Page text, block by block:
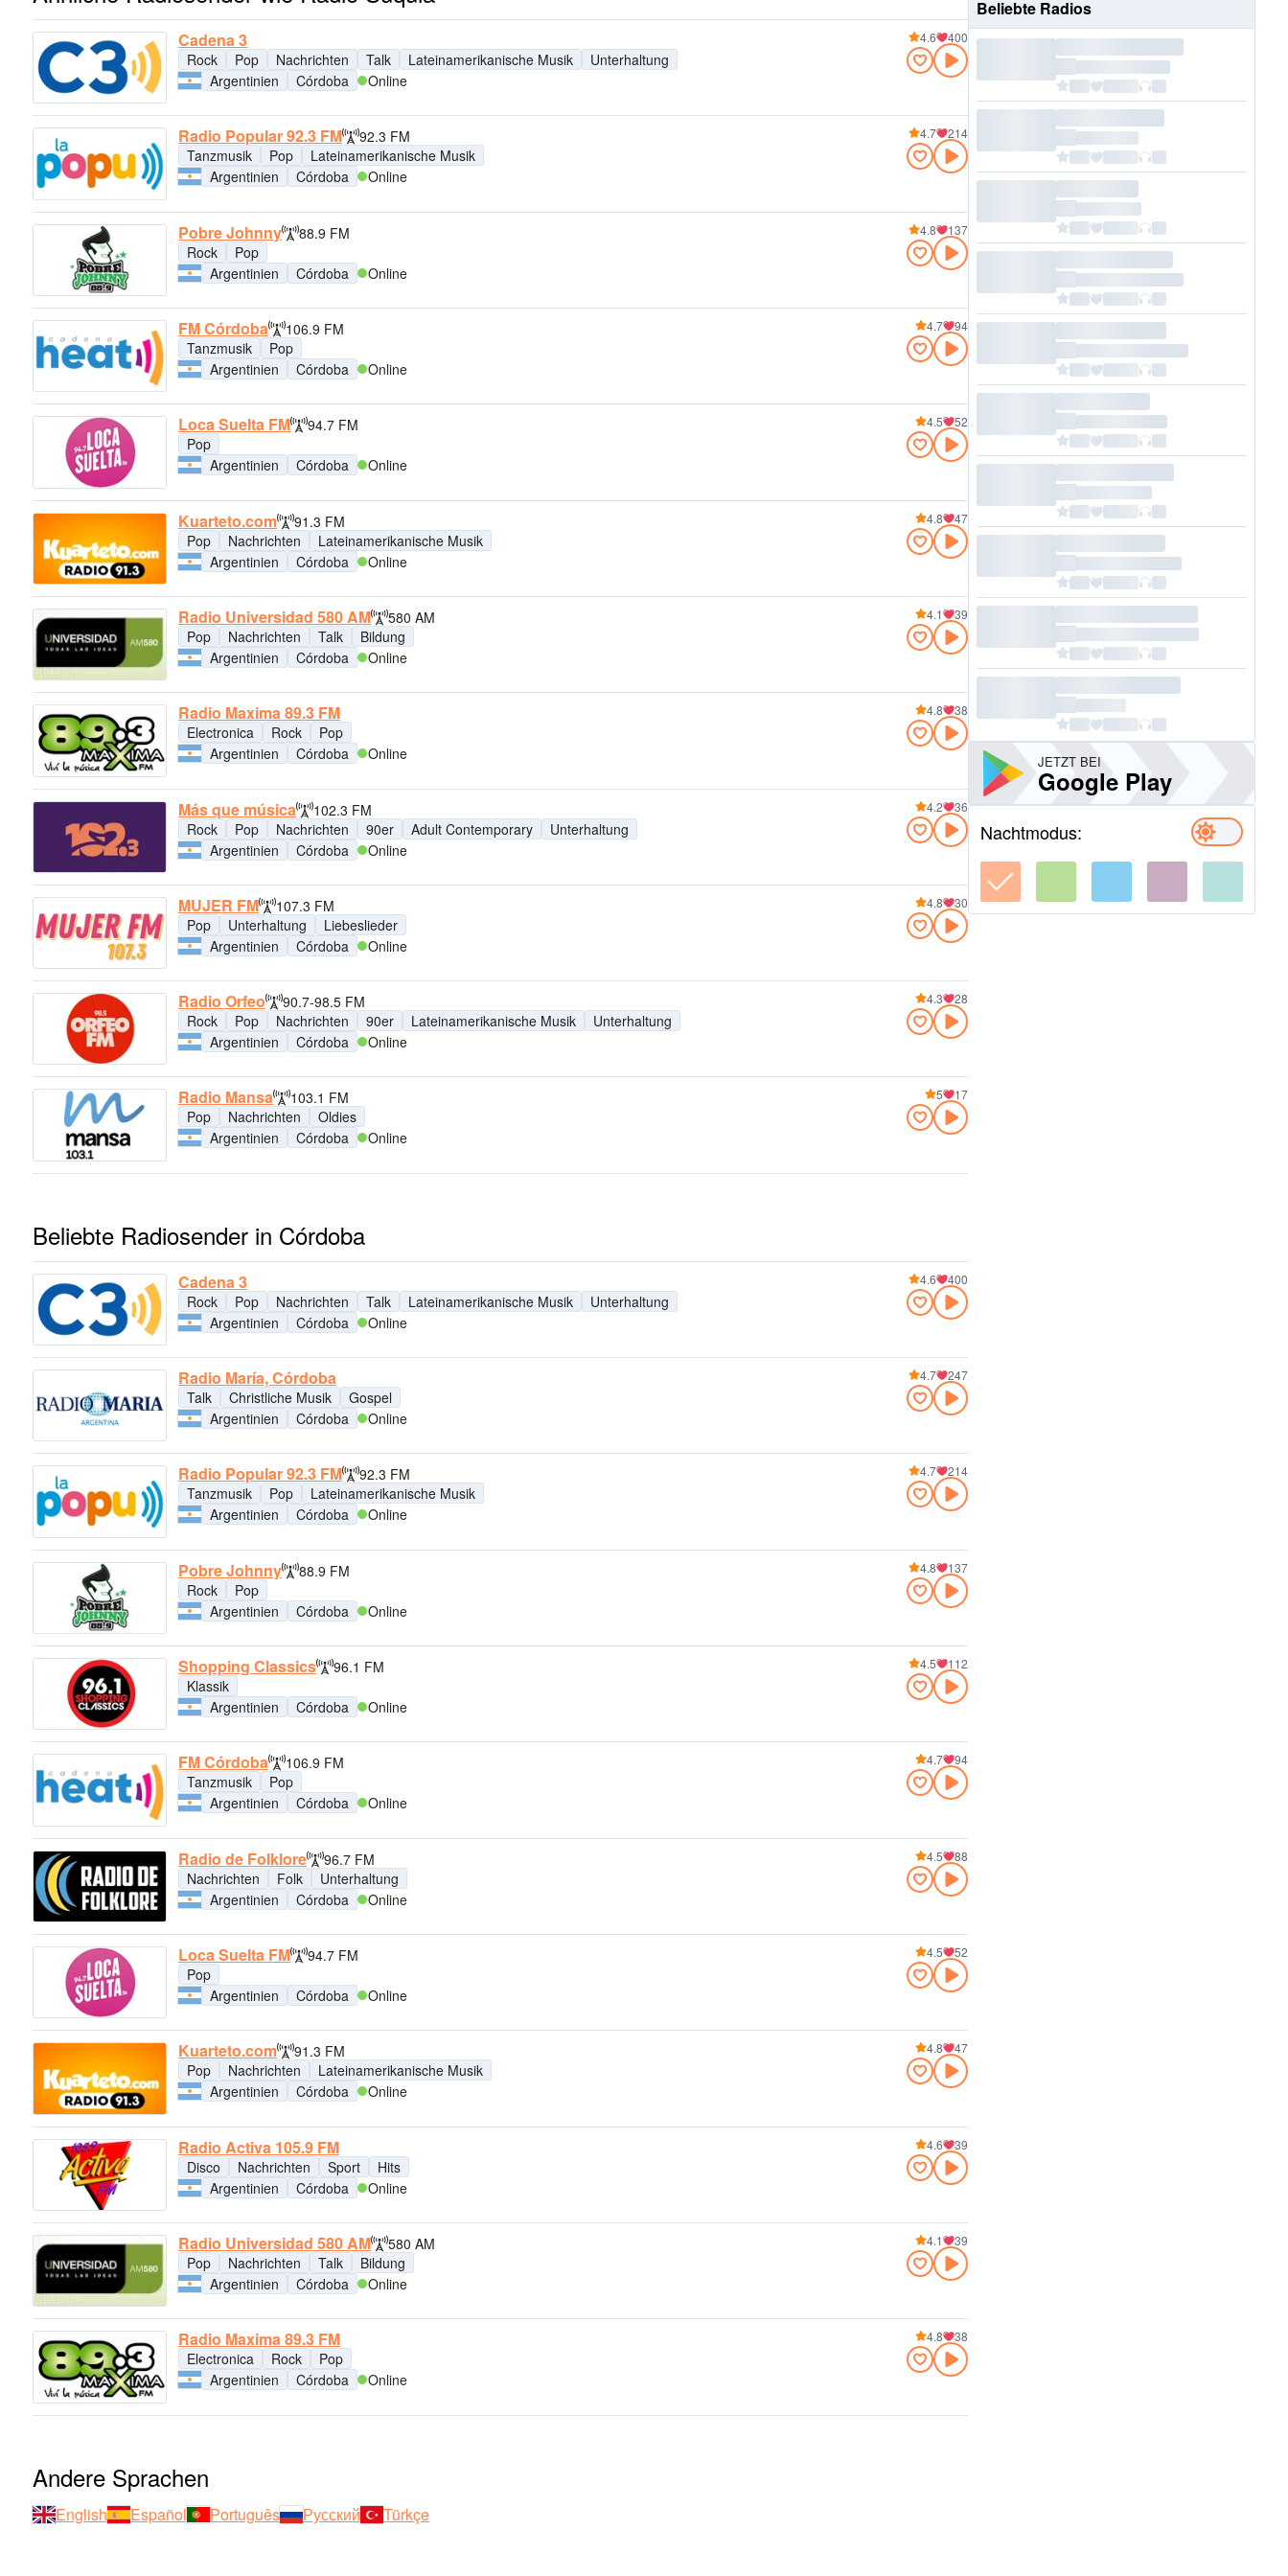
Cadena 3
Rock Pop Nachrichten Talk Lateinamerikanische Musik
Unterhaltung
Argentinien
Córdoba Online
4.6 400
Radio Popular 92.3 FM
92.3 FM
Tanzmusik
Pop
Lateinamerikanische Musik
Argentinien
Córdoba Online
4.7 214
Pobre Johnny
88.9 FM
Rock
Pop
Argentinien
Córdoba Online
4.8 137
FM Córdoba
106.9 FM
Tanzmusik
Pop
Argentinien
Córdoba Online
4.7 94
Loca Suelta FM
94.7 FM
Pop
Argentinien
Córdoba Online
4.5 52
Kuarteto.com
91.3 FM
Pop
Nachrichten
Lateinamerikanische Musik
Argentinien
Córdoba Online
4.8 47
Radio Universidad 580 AM
580 AM
Pop
Nachrichten Talk
Bildung
Argentinien
Córdoba Online
4.1 39
Radio Maxima 89.3 FM
Electronica Rock
Pop
Argentinien
Córdoba Online
4.8 38
Más que música
102.3 FM
Rock
Pop Nachrichten 90er Adult Contemporary
Unterhaltung
Argentinien
Córdoba Online
4.2 36
MUJER FM
107.3 FM
Pop
Unterhaltung
Liebeslieder
Argentinien
Córdoba Online
4.8 30
Radio Orfeo
90.7-98.5 FM
Rock
Pop Nachrichten 90er Lateinamerikanische Musik
Unterhaltung
Argentinien
Córdoba Online
4.3 28
Radio Mansa
103.1 FM
Pop
Nachrichten
Oldies
Argentinien
Córdoba Online
5 17
Beliebte Radiosender in Córdoba
Cadena 3
Rock Pop Nachrichten Talk Lateinamerikanische Musik
Unterhaltung
Argentinien
Córdoba Online
4.6 400
Radio María, Córdoba
Talk Christliche Musik
Gospel
Argentinien
Córdoba Online
4.7 247
Radio Popular 92.3 FM
92.3 FM
Tanzmusik
Pop
Lateinamerikanische Musik
Argentinien
Córdoba Online
4.7 214
Pobre Johnny
88.9 FM
Rock
Pop
Argentinien
Córdoba Online
4.8 137
Shopping Classics
96.1 FM
Klassik
Argentinien
Córdoba Online
4.5 112
FM Córdoba
106.9 FM
Tanzmusik
Pop
Argentinien
Córdoba Online
4.7 94
Radio de Folklore
96.7 FM
Nachrichten
Folk
Unterhaltung
Argentinien
Córdoba Online
4.5 88
Loca Suelta FM
94.7 FM
Pop
Argentinien
Córdoba Online
4.5 52
Kuarteto.com
91.3 FM
Pop
Nachrichten
Lateinamerikanische Musik
Argentinien
Córdoba Online
4.8 47
Radio Activa 105.9 FM
Disco Nachrichten Sport
Hits
Argentinien
Córdoba Online
4.6 39
Radio Universidad 580 AM
580 AM
Pop
Nachrichten Talk
Bildung
Argentinien
Córdoba Online
4.1 39
Radio Maxima 89.3 FM
Electronica Rock
Pop
Argentinien
Córdoba Online
4.8 38
Andere Sprachen
English Español Português Русский Türkçe
Beliebte Radios
JETZT BEI
Google Play
Nachtmodus: